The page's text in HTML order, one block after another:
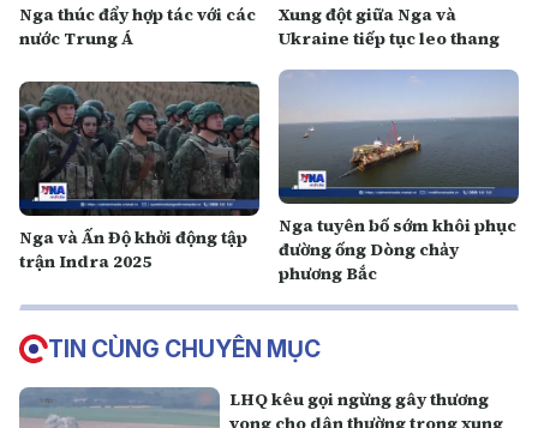
Nga thúc đẩy hợp tác với các
nước Trung Á
Xung đột giữa Nga và
Ukraine tiếp tục leo thang
Nga và Ấn Độ khởi động tập
trận Indra 2025
Nga tuyên bố sớm khôi phục
đường ống Dòng chảy
phương Bắc
TIN CÙNG CHUYÊN MỤC
LHQ kêu gọi ngừng gây thương
vong cho dân thường trong xung